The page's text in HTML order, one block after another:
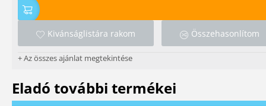
Kivánságlistára rakom Összehasonlítom
+ Az összes ajánlat megtekintése
Eladó további termékei